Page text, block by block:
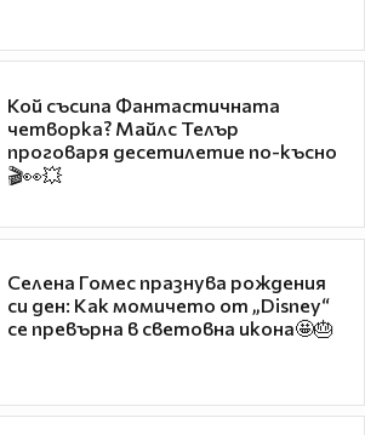
Кой съсипа Фантастичната
четворка? Майлс Телър
проговаря десетилетие по-късно
🎬👀💥
Селена Гомес празнува рождения
си ден: Как момичето от „Disney“
се превърна в световна икона🤩🎂